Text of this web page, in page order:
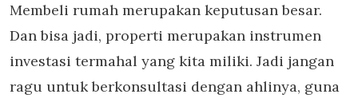
Membeli rumah merupakan keputusan besar.
Dan bisa jadi, properti merupakan instrumen
investasi termahal yang kita miliki. Jadi jangan
ragu untuk berkonsultasi dengan ahlinya, guna